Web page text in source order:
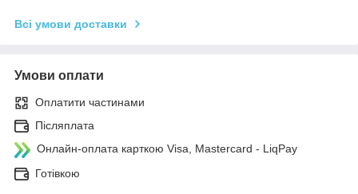
Всі умови доставки
Умови оплати
Оплатити частинами
Післяплата
Онлайн-оплата карткою Visa, Mastercard - LiqPay
Готівкою